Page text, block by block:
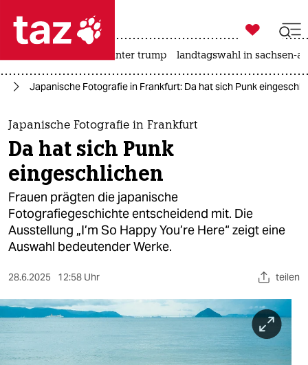
 taz zahl ich
taz zahl ich
themen
politik
öko
gesellschaft
kultur
sport
berlin

taz zahl ich
usa unter trump landtagswahl in sachsen-
Japanische Fotografie in Frankfurt: Da hat sich Punk
Japanische Fotografie in Frankfurt
Da hat sich Punk
eingeschlichen
Frauen prägten die japanische
Fotografiegeschichte entscheidend mit. Die
Ausstellung „I’m So Happy You’re Here“ zeigt eine
Auswahl bedeutender Werke.
28.6.2025 12:58 Uhr teilen